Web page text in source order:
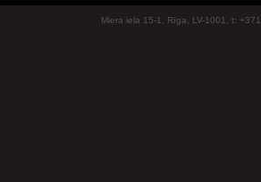
Miera iela 15-1, Rīga, LV-1001, t: